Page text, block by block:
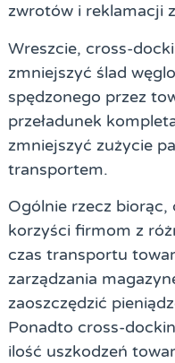
zwrotów i reklamacji
Wreszcie, cross-
zmniejszyć ślad
spędzonego przez
przeładunek
zmniejszyć zużycie
transportem.
Ogólnie rzecz
korzyści firmom z
czas transportu
zarządzania
zaoszczędzić
Ponadto cross-
ilość uszkodzeń